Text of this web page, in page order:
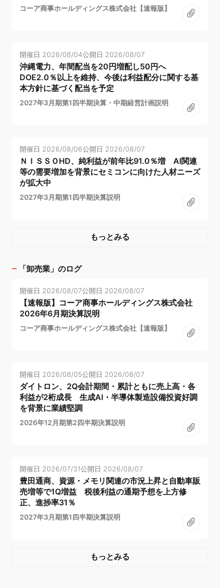
コーア商事ホールディングス株式会社【速報版】
開催日 2026/08/04公開日 2026/08/07
沖縄電力、年間配当を20円増配し50円へ
DOE2.0％以上を維持、今後は利益配分に関する基
本方針に基づく配当を予定
2027年3月期第1四半期決算・中期経営計画説明
開催日 2026/08/06公開日 2026/08/07
ＮＩＳＳＯHD、純利益が前年比91.0％増 AI関連
等の需要増加を背景にセミコンに向けた人材ニーズ
が拡大中
2027年3月期第1四半期決算説明
もっとみる
「卸売業 」のログ
開催日 2026/08/07公開日 2026/08/07
【速報版】コーア商事ホールディングス株式会社
2026年6月期決算説明
コーア商事ホールディングス株式会社【速報版】
開催日 2026/08/05公開日 2026/08/07
ダイトロン、2Q会計期間・累計ともに売上高・各
利益が2桁成長 生成AI・半導体製造設備投資好調
を背景に業績堅調
2026年12月期第2四半期決算説明
開催日 2026/07/31公開日 2026/08/07
豊田通商、資源・メモリ関連の市況上昇と自動車販
売増等で1Q増益 税後利益の通期予想を上方修
正、進捗率31％
2027年3月期第1四半期決算説明
もっとみる